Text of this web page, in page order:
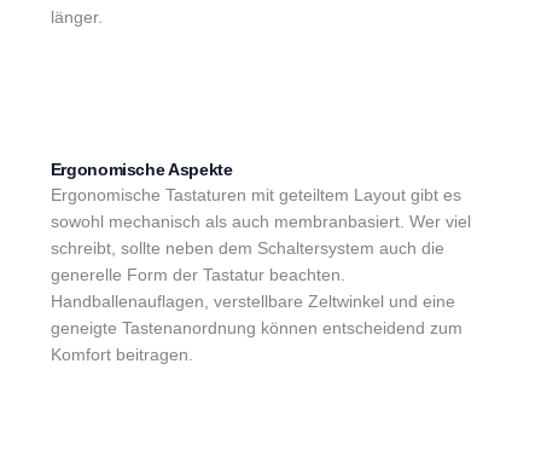
länger.
Ergonomische Aspekte
Ergonomische Tastaturen mit geteiltem Layout gibt es
sowohl mechanisch als auch membranbasiert. Wer viel
schreibt, sollte neben dem Schaltersystem auch die
generelle Form der Tastatur beachten.
Handballenauflagen, verstellbare Zeltwinkel und eine
geneigte Tastenanordnung können entscheidend zum
Komfort beitragen.